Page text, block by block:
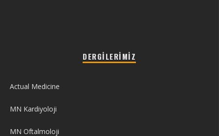
DERGILERIMIZ
Actual Medicine
MN Kardiyoloji
MN Oftalmoloji